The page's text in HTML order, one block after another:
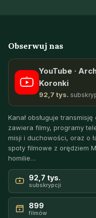
Obserwuj nas
YouTube ·
Koronki
92,7 tys.
Kanał obsługuje
zawiera filmy, programy
misji i duchowości, oraz o
spoty filmowe z orędziem
homilie…
92,7 tys.
subskrypcji
899
filmów